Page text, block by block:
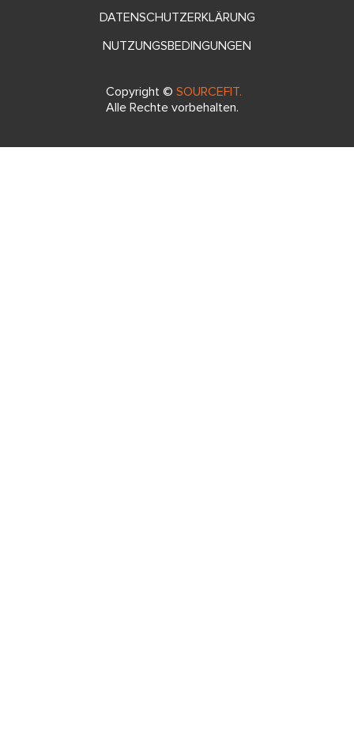
DATENSCHUTZERKLÄRUNG
NUTZUNGSBEDINGUNGEN
Copyright © SOURCEFIT.
Alle Rechte vorbehalten.